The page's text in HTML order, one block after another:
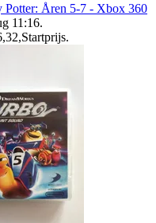
Åren 5-7 - Xbox 360
11:16.
,Startprijs.